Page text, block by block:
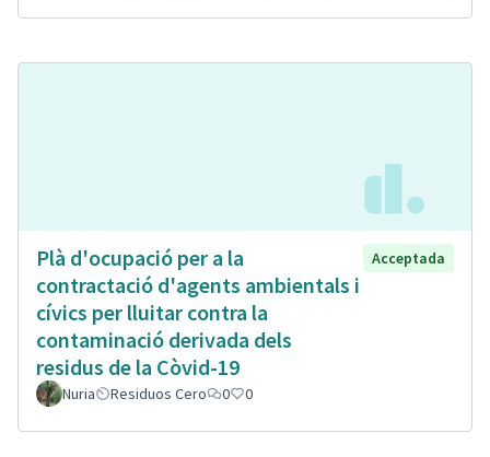
Plà d'ocupació per a la
contractació d'agents ambientals i
cívics per lluitar contra la
contaminació derivada dels
residus de la Còvid-19
Acceptada
Nuria Residuos Cero 0 0